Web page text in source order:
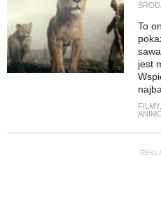
To
jest
FILMY,